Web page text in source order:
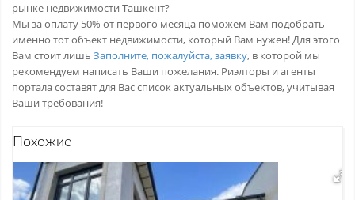
рынке недвижимости Ташкент?
Мы за оплату 50% от первого месяца поможем Вам подобрать
именно тот объект недвижимости, который Вам нужен! Для этого
Вам стоит лишь Заполните, пожалуйста, заявку, в которой мы
рекомендуем написать Ваши пожелания. Риэлторы и агенты
портала составят для Вас список актуальных объектов, учитывая
Ваши требования!
Похожие